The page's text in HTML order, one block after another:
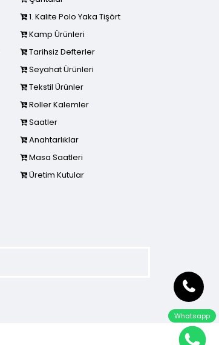
Whatsapp
1. Kalite Polo Yaka Tişört
Kamp Ürünleri
Tarihsiz Defterler
Seyahat Ürünleri
Tekstil Ürünler
Roller Kalemler
Saatler
Anahtarlıklar
Masa Saatleri
Üretim Kutular